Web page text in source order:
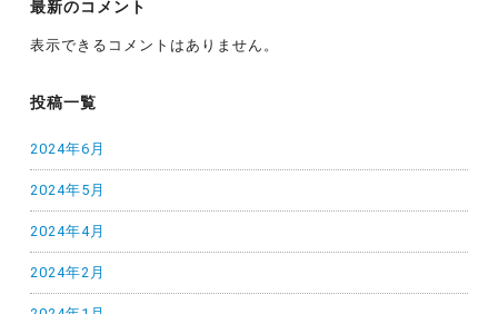
最新のコメント
表示できるコメントはありません。
投稿一覧
2024年6月
2024年5月
2024年4月
2024年2月